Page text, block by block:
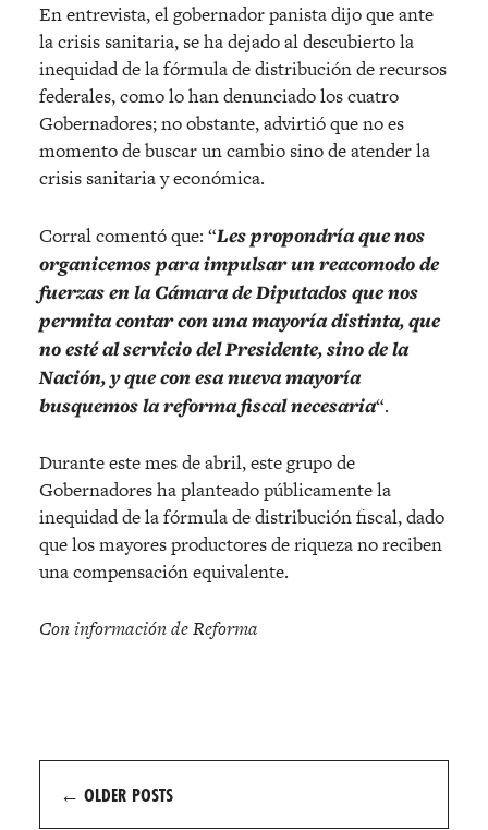
En entrevista, el gobernador panista dijo que ante
la crisis sanitaria, se ha dejado al descubierto la
inequidad de la fórmula de distribución de recursos
federales, como lo han denunciado los cuatro
Gobernadores; no obstante, advirtió que no es
momento de buscar un cambio sino de atender la
crisis sanitaria y económica.
Corral comentó que: “Les propondría que nos
organicemos para impulsar un reacomodo de
fuerzas en la Cámara de Diputados que nos
permita contar con una mayoría distinta, que
no esté al servicio del Presidente, sino de la
Nación, y que con esa nueva mayoría
busquemos la reforma fiscal necesaria“.
Durante este mes de abril, este grupo de
Gobernadores ha planteado públicamente la
inequidad de la fórmula de distribución fiscal, dado
que los mayores productores de riqueza no reciben
una compensación equivalente.
Con información de Reforma
Posts
← OLDER POSTS